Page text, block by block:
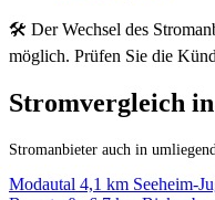
🛠 Der Wechsel des
möglich. Prüfen Sie die
Stromvergleich
Stromanbieter auch in
Modautal 4,1 km Seeheim-